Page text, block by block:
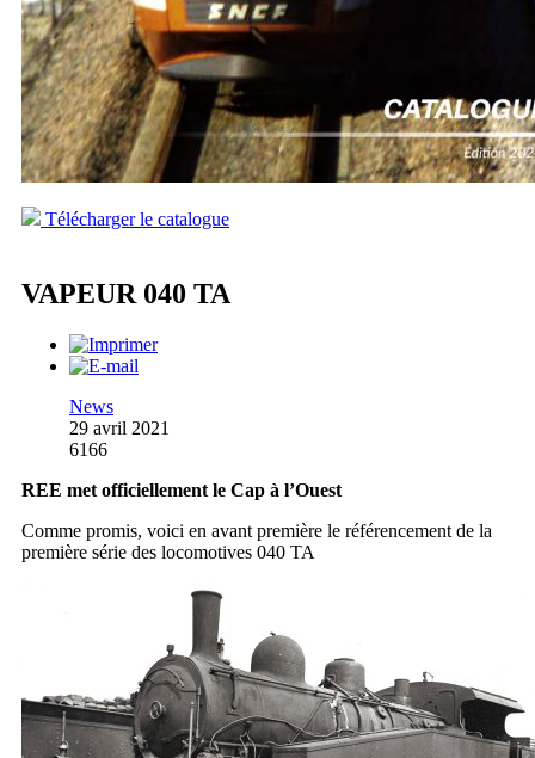
Télécharger le catalogue
VAPEUR 040 TA
News
29 avril 2021
6166
REE met officiellement le Cap à l’Ouest
Comme promis, voici en avant première le référencement de la
première série des locomotives 040 TA